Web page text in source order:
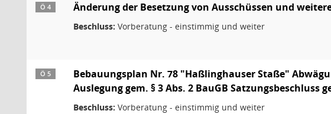
Ö 4 Änderung der Besetzung von Ausschüssen und
Beschluss: Vorberatung - einstimmig und weiter
Ö 5
Bebauungsplan Nr. 78 "Haßlinghauser Staße"
Auslegung gem. § 3 Abs. 2 BauGB Satzungsbeschluss
Beschluss: Vorberatung - einstimmig und weiter